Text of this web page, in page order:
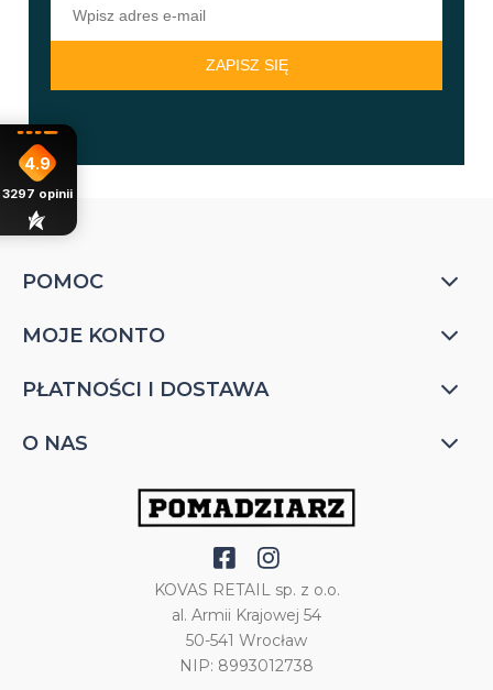
ZAPISZ SIĘ
POMOC
MOJE KONTO
PŁATNOŚCI I DOSTAWA
O NAS
KOVAS RETAIL sp. z o.o.
al. Armii Krajowej 54
50-541 Wrocław
NIP: 8993012738
4.9
3297 opinii